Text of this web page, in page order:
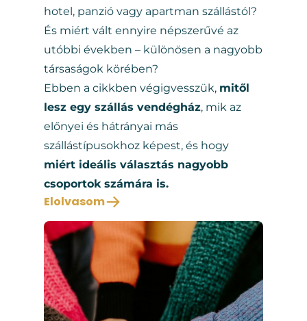
hotel, panzió vagy apartman szállástól?
És miért vált ennyire népszerűvé az
utóbbi években – különösen a nagyobb
társaságok körében?
Ebben a cikkben végigvesszük, mitől
lesz egy szállás vendégház, mik az
előnyei és hátrányai más
szállástípusokhoz képest, és hogy
miért ideális választás nagyobb
csoportok számára is.
Elolvasom